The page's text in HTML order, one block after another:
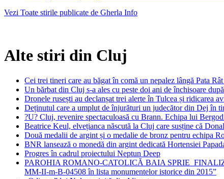
Vezi Toate stirile publicate de Gherla Info
Alte stiri din Cluj
Cei trei tineri care au băgat în comă un nepalez lângă Pata
Un bărbat din Cluj s-a ales cu peste doi ani de închisoare
Dronele rusești au declanșat trei alerte în Tulcea și ridicarea
Deținutul care a umplut de înjurături un judecător din Dej în
?U? Cluj, revenire spectaculoasă cu Brann. Echipa lui
Beatrice Keul, elvețianca născută la Cluj care susține că
Două medalii de argint și o medalie de bronz pentru echipa
BNR lansează o monedă din argint dedicată Hortensiei
Progres în cadrul proiectului Neptun Deep
PAROHIA ROMANO-CATOLICĂ BAIA SPRIE
MM-II-m-B-04508 în lista monumentelor istorice din 2015”